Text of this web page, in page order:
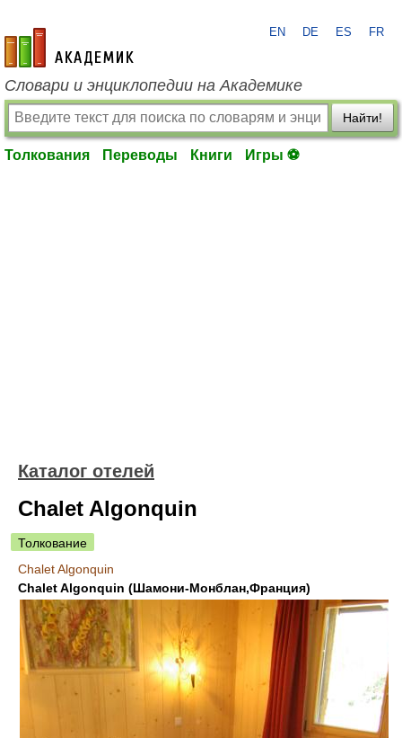
academic.ru
EN DE ES FR
Словари и энциклопедии на Академике
Найти!
Толкования Переводы Книги Игры ⚽
Каталог отелей
Chalet Algonquin
Толкование
Chalet Algonquin
Chalet Algonquin (Шамони-Монблан,Франция)